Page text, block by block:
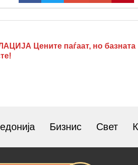
Цените паѓаат, но базната
Бизнис Свет